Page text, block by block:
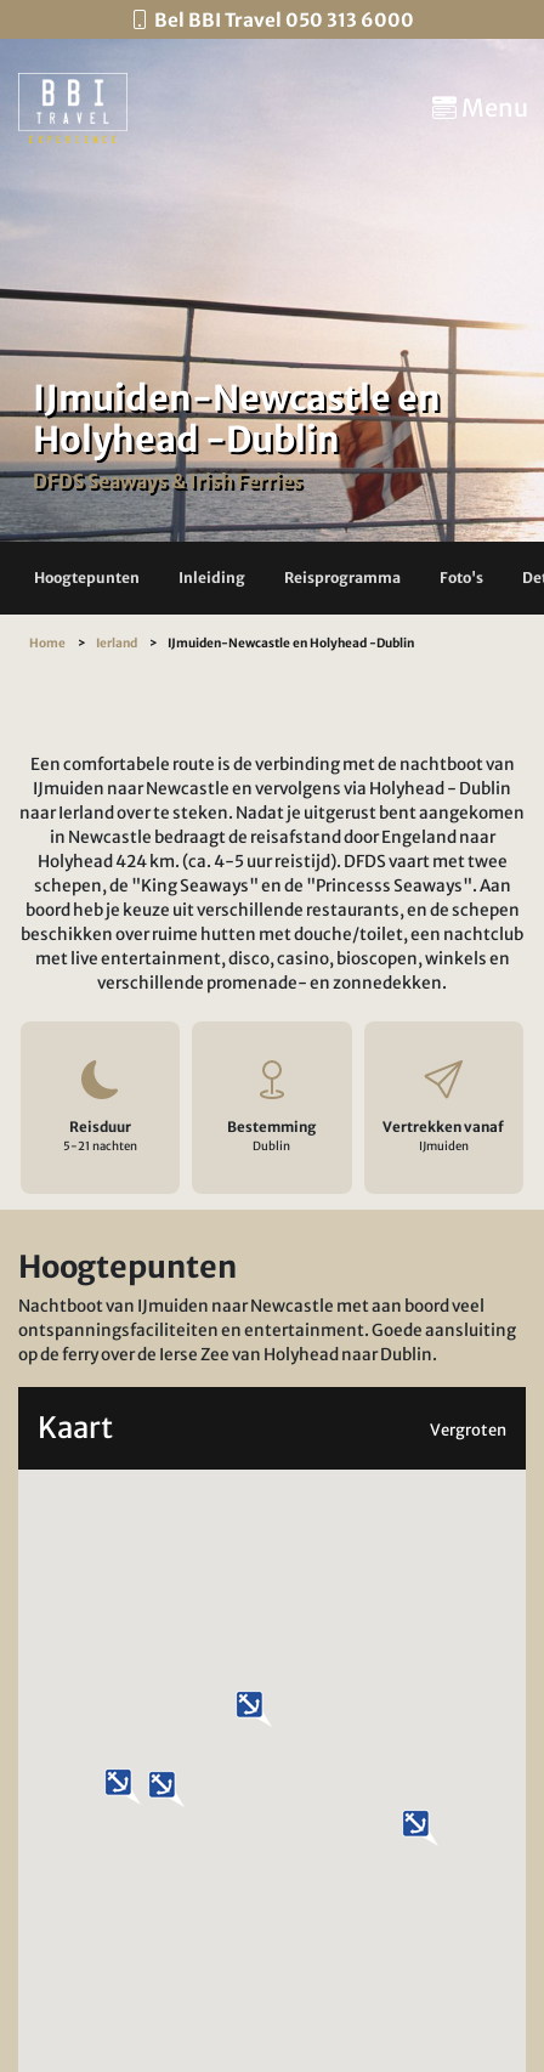
Bel BBI Travel 050 313 6000
Menu
IJmuiden-Newcastle en
Holyhead -Dublin
DFDS Seaways & Irish Ferries
Hoogtepunten Inleiding Reisprogramma Foto's
Home Ierland IJmuiden-Newcastle en Holyhead -Dublin
Een comfortabele route is de verbinding met de nachtboot van
IJmuiden naar Newcastle en vervolgens via Holyhead - Dublin
naar Ierland over te steken. Nadat je uitgerust bent aangekomen
in Newcastle bedraagt de reisafstand door Engeland naar
Holyhead 424 km. (ca. 4-5 uur reistijd). DFDS vaart met twee
schepen, de "King Seaways" en de "Princesss Seaways". Aan
boord heb je keuze uit verschillende restaurants, en de schepen
beschikken over ruime hutten met douche/toilet, een nachtclub
met live entertainment, disco, casino, bioscopen, winkels en
verschillende promenade- en zonnedekken.
Reisduur
5-21 nachten
Bestemming
Dublin
Vertrekken vanaf
IJmuiden
Hoogtepunten
Nachtboot van IJmuiden naar Newcastle met aan boord veel
ontspanningsfaciliteiten en entertainment. Goede aansluiting
op de ferry over de Ierse Zee van Holyhead naar Dublin.
Kaart Vergroten